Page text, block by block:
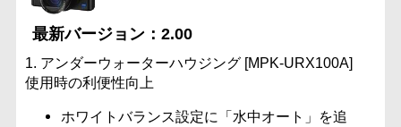
2.00
1. アンダーウォーターハウジング [MPK-URX100A]
使用時の利便性向上
ホワイトバランス設定に「水中オート」を追